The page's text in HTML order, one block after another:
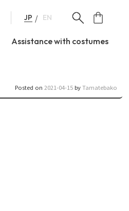
JP EN
Assistance with costumes
Posted on 2021-04-15byTamatebako